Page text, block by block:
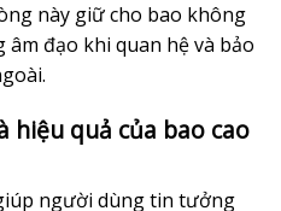
này giữ cho bao không
đạo khi quan hệ và bảo
hiệu quả của bao cao
người dùng tin tưởng